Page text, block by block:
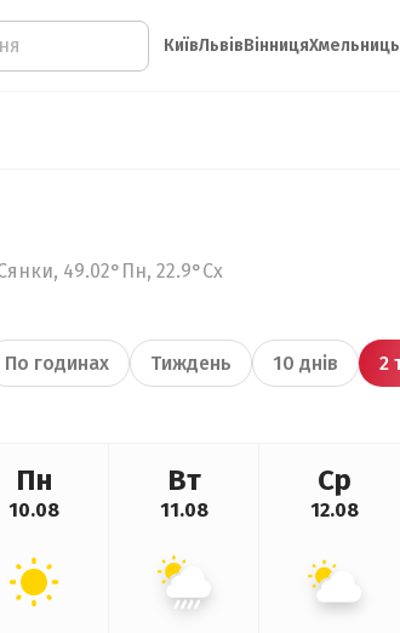
КиївЛьвівВінниця
49.02°Пн, 22.9°Сх
По годинах Тиждень 10 днів 2
Пн
10.08
Вт
11.08
Ср
12.08